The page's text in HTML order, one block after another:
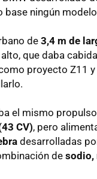
ningún
de 3,4 m de
que daba
proyecto Z11
el mismo
CV), pero
desarrolladas
de sodio,